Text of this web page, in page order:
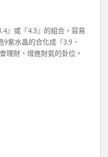
』或『4.3』的組合，容易
紫水晶的合化成『3.9、
理財、增進財氣的卦位。